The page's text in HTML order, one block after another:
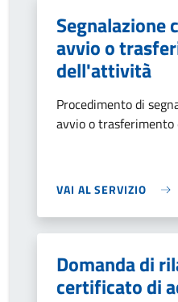
Segnalazione
avvio o
dell'attività
Procedimento di
avvio o
VAI AL SERVIZIO
Domanda di
certificato di